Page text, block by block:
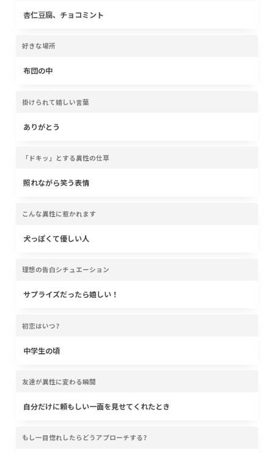
杏仁豆腐、チョコミント
好きな場所
布団の中
掛けられて嬉しい言葉
ありがとう
「ドキッ」とする異性の仕草
照れながら笑う表情
こんな異性に惹かれます
犬っぽくて優しい人
理想の告白シチュエーション
サプライズだったら嬉しい！
初恋はいつ?
中学生の頃
友達が異性に変わる瞬間
自分だけに頼もしい一面を見せてくれたとき
もし一目惚れしたらどうアプローチする?